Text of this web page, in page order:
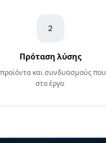
2
Πρόταση λύσης
και συνδυασμούς
στο έργο.